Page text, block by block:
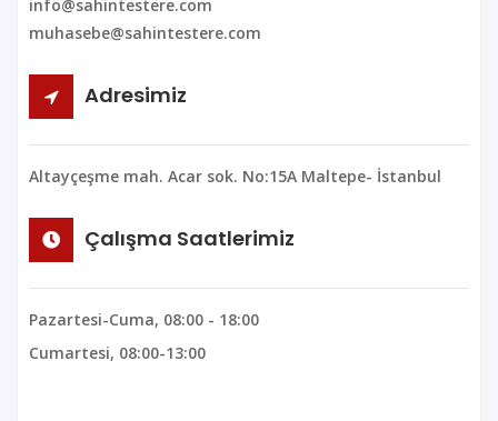
info@sahintestere.com
muhasebe@sahintestere.com
Adresimiz
Altayçeşme mah. Acar sok. No:15A Maltepe- İstanbul
Çalışma Saatlerimiz
Pazartesi-Cuma, 08:00 - 18:00
Cumartesi, 08:00-13:00